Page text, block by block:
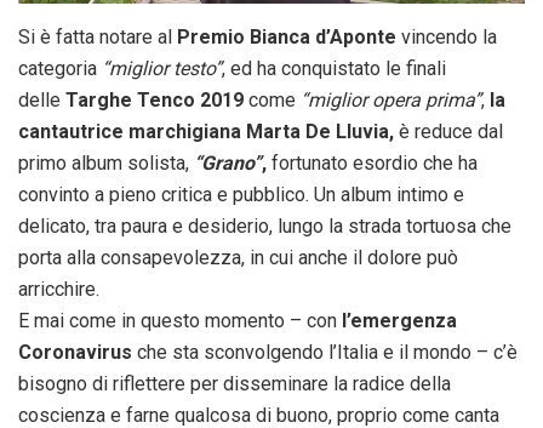
Si è fatta notare al Premio Bianca d’Aponte vincendo la
categoria “miglior testo”, ed ha conquistato le finali
delle Targhe Tenco 2019 come “miglior opera prima”, la
cantautrice marchigiana Marta De Lluvia, è reduce dal
primo album solista, “Grano”, fortunato esordio che ha
convinto a pieno critica e pubblico. Un album intimo e
delicato, tra paura e desiderio, lungo la strada tortuosa che
porta alla consapevolezza, in cui anche il dolore può
arricchire.
E mai come in questo momento – con l’emergenza
Coronavirus che sta sconvolgendo l’Italia e il mondo – c’è
bisogno di riflettere per disseminare la radice della
coscienza e farne qualcosa di buono, proprio come canta